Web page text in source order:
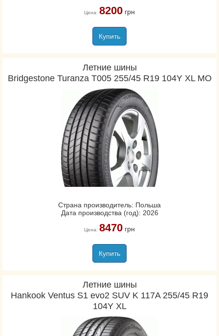
Цена: 8200грн
Купить
Летние шины
Bridgestone Turanza T005 255/45 R19 104Y XL MO
Страна производитель: Польша
Дата производства (год): 2026
Цена: 8470грн
Купить
Летние шины
Hankook Ventus S1 evo2 SUV K 117A 255/45 R19
104Y XL